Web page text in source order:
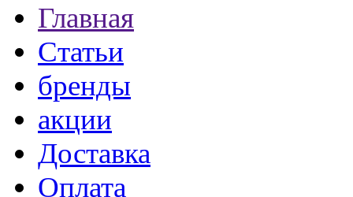
Главная
Статьи
бренды
акции
Доставка
Оплата